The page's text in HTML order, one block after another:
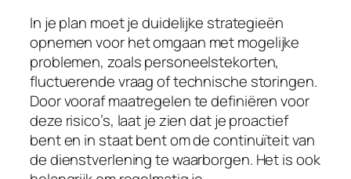
In je plan moet je duidelijke strategieën
opnemen voor het omgaan met mogelijke
problemen, zoals personeelstekorten,
fluctuerende vraag of technische storingen.
Door vooraf maatregelen te definiëren voor
deze risico’s, laat je zien dat je proactief
bent en in staat bent om de continuïteit van
de dienstverlening te waarborgen. Het is ook